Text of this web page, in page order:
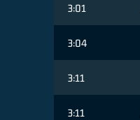
3:01
3:04
3:11
3:11